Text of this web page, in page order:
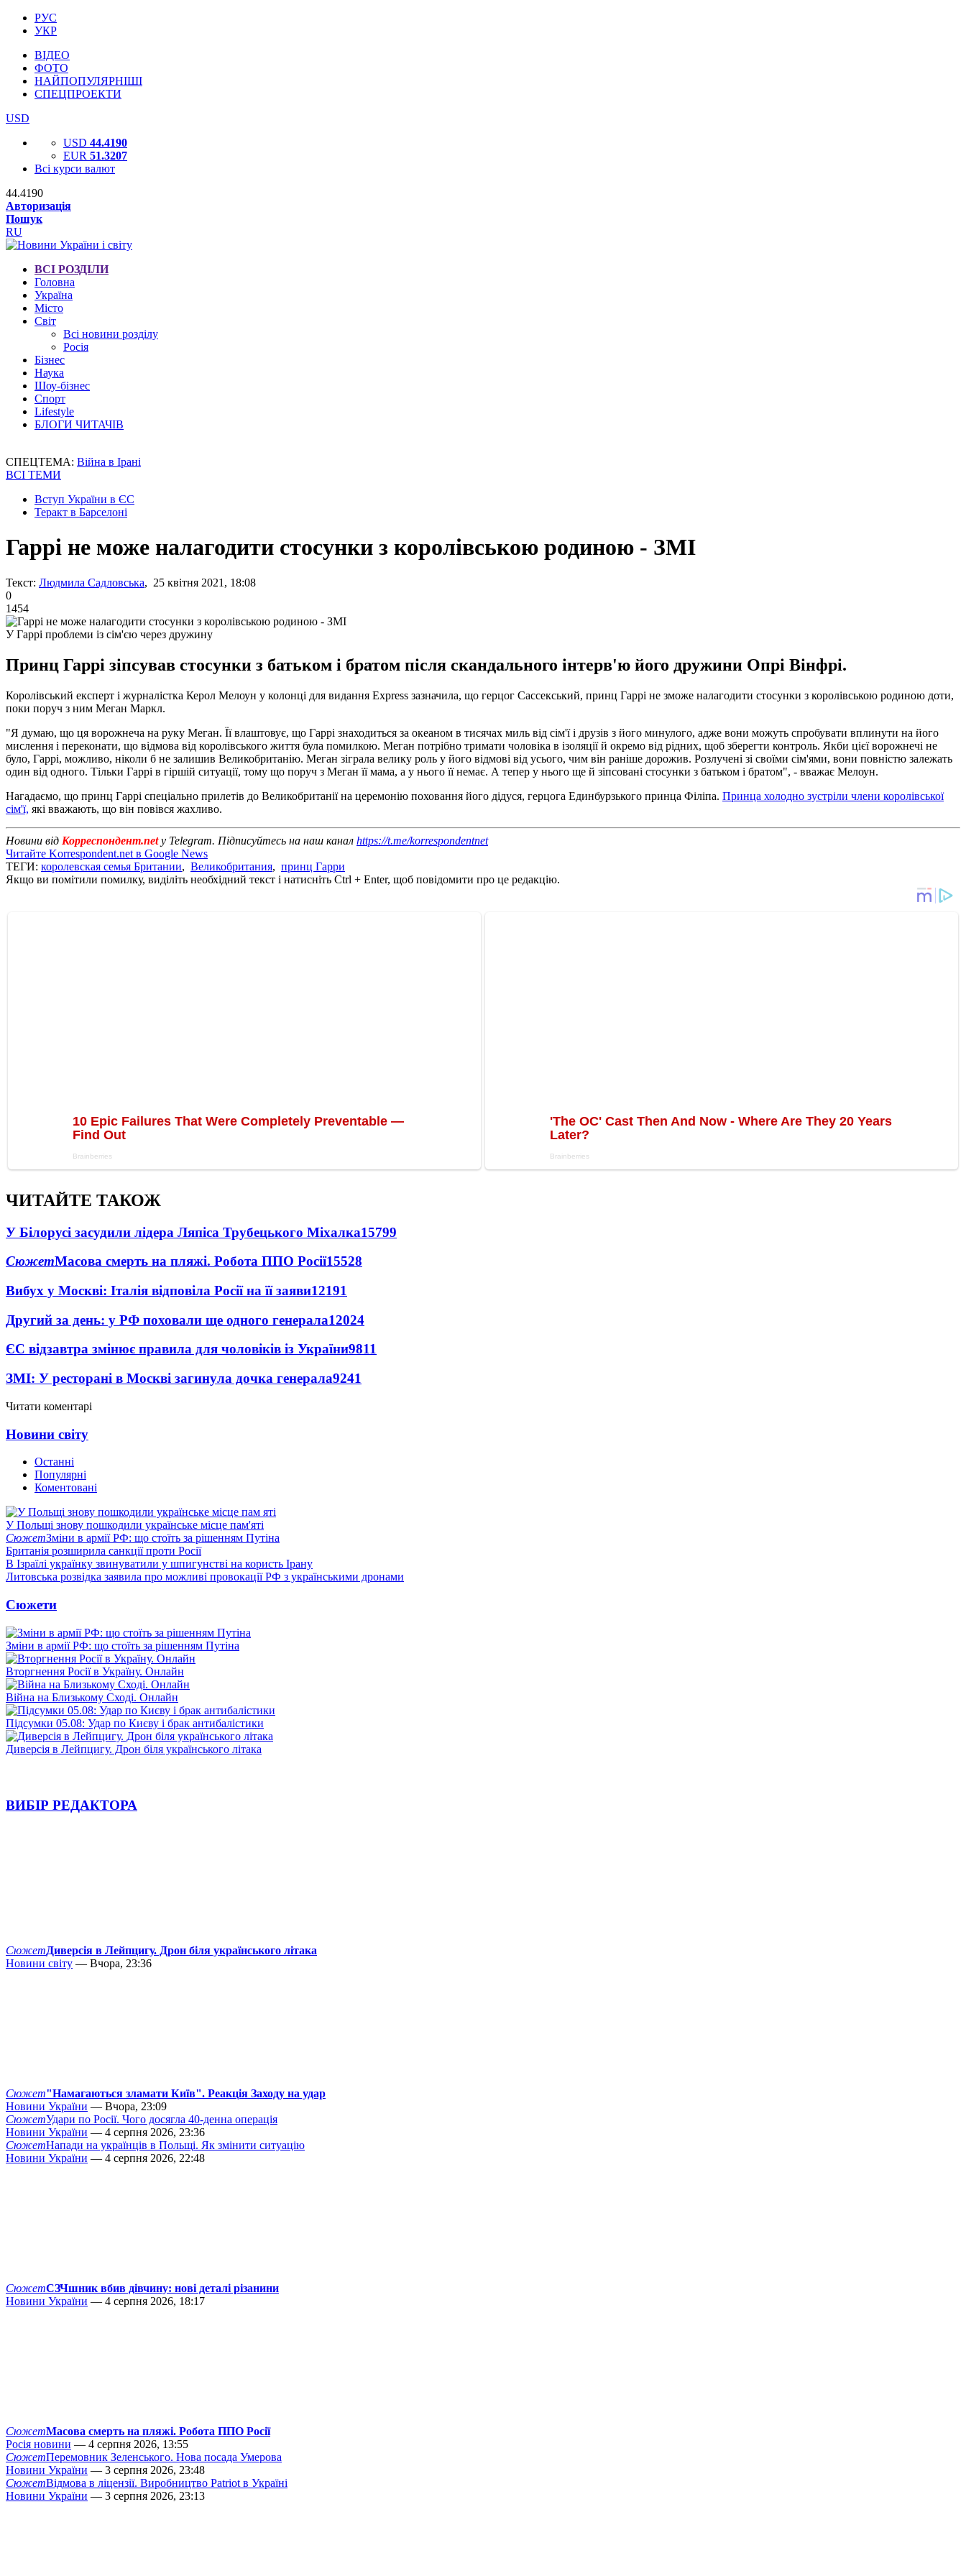
РУС
УКР
ВІДЕО
ФОТО
НАЙПОПУЛЯРНІШІ
СПЕЦПРОЕКТИ
USD
USD 44.4190
EUR 51.3207
Всі курси валют
44.4190
Авторизація
Пошук
RU
ВСІ РОЗДІЛИ
Головна
Україна
Місто
Світ
Всі новини розділу
Росія
Бізнес
Наука
Шоу-бізнес
Спорт
Lifestyle
БЛОГИ ЧИТАЧІВ
СПЕЦТЕМА: Війна в Ірані
ВСІ ТЕМИ
Вступ України в ЄС
Теракт в Барселоні
Гаррі не може налагодити стосунки з королівською родиною - ЗМІ
Текст: Людмила Садловська, 25 квітня 2021, 18:08
0
1454
У Гаррі проблеми із сім'єю через дружину
Принц Гаррі зіпсував стосунки з батьком і братом після скандального інтерв'ю його дружини Опрі Вінфрі.
Королівський експерт і журналістка Керол Мелоун у колонці для видання Express зазначила, що герцог Сассекський, принц Гаррі не зможе налагодити стосунки з королівською родиною доти,
поки поруч з ним Меган Маркл.
"Я думаю, що ця ворожнеча на руку Меган. Її влаштовує, що Гаррі знаходиться за океаном в тисячах миль від сім'ї і друзів з його минулого, адже вони можуть спробувати вплинути на його
мислення і переконати, що відмова від королівського життя була помилкою. Меган потрібно тримати чоловіка в ізоляції й окремо від рідних, щоб зберегти контроль. Якби цієї ворожнечі не
було, Гаррі, можливо, ніколи б не залишив Великобританію. Меган зіграла велику роль у його відмові від усього, чим він раніше дорожив. Розлучені зі своїми сім'ями, вони повністю залежать
один від одного. Тільки Гаррі в гіршій ситуації, тому що поруч з Меган її мама, а у нього її немає. А тепер у нього ще й зіпсовані стосунки з батьком і братом", - вважає Мелоун.
Нагадаємо, що принц Гаррі спеціально прилетів до Великобританії на церемонію поховання його дідуся, герцога Единбурзького принца Філіпа. Принца холодно зустріли члени королівської
сім'ї, які вважають, що він повівся жахливо.
Новини від Корреспондент.netу Telegram. Підписуйтесь на наш канал https://t.me/korrespondentnet
Читайте Korrespondent.net в Google News
ТЕГИ: королевская семья Британии, Великобритания, принц Гарри
Якщо ви помітили помилку, виділіть необхідний текст і натисніть Ctrl + Enter, щоб повідомити про це редакцію.
ЧИТАЙТЕ ТАКОЖ
У Білорусі засудили лідера Ляпіса Трубецького Міхалка15799
СюжетМасова смерть на пляжі. Робота ППО Росії15528
Вибух у Москві: Італія відповіла Росії на її заяви12191
Другий за день: у РФ поховали ще одного генерала12024
ЄС відзавтра змінює правила для чоловіків із України9811
ЗМІ: У ресторані в Москві загинула дочка генерала9241
Читати коментарі
Новини світу
Останні
Популярні
Коментовані
У Польщі знову пошкодили українське місце пам'яті
СюжетЗміни в армії РФ: що стоїть за рішенням Путіна
Британія розширила санкції проти Росії
В Ізраїлі українку звинуватили у шпигунстві на користь Ірану
Литовська розвідка заявила про можливі провокації РФ з українськими дронами
Сюжети
Зміни в армії РФ: що стоїть за рішенням Путіна
Вторгнення Росії в Україну. Онлайн
Війна на Близькому Сході. Онлайн
Підсумки 05.08: Удар по Києву і брак антибалістики
Диверсія в Лейпцигу. Дрон біля українського літака
ВИБІР РЕДАКТОРА
СюжетДиверсія в Лейпцигу. Дрон біля українського літака
Новини світу — Вчора, 23:36
Сюжет"Намагаються зламати Київ". Реакція Заходу на удар
Новини України — Вчора, 23:09
СюжетУдари по Росії. Чого досягла 40-денна операція
Новини України — 4 серпня 2026, 23:36
СюжетНапади на українців в Польщі. Як змінити ситуацію
Новини України — 4 серпня 2026, 22:48
СюжетСЗЧшник вбив дівчину: нові деталі різанини
Новини України — 4 серпня 2026, 18:17
СюжетМасова смерть на пляжі. Робота ППО Росії
Росія новини — 4 серпня 2026, 13:55
СюжетПеремовник Зеленського. Нова посада Умерова
Новини України — 3 серпня 2026, 23:48
СюжетВідмова в ліцензії. Виробництво Patriot в Україні
Новини України — 3 серпня 2026, 23:13